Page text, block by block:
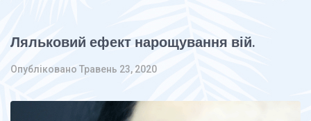
Ляльковий ефект нарощування вій.
Опубліковано Травень 23, 2020